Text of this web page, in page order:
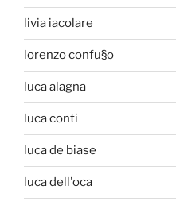
livia iacolare
lorenzo confu§o
luca alagna
luca conti
luca de biase
luca dell'oca